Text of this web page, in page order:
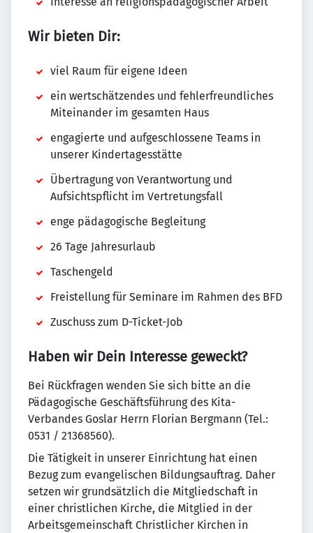
Wir bieten Dir:
viel Raum für eigene Ideen
ein wertschätzendes und fehlerfreundliches
Miteinander im gesamten Haus
engagierte und aufgeschlossene Teams in
unserer Kindertagesstätte
Übertragung von Verantwortung und
Aufsichtspflicht im Vertretungsfall
enge pädagogische Begleitung
26 Tage Jahresurlaub
Taschengeld
Freistellung für Seminare im Rahmen des BFD
Zuschuss zum D-Ticket-Job
Haben wir Dein Interesse geweckt?
Bei Rückfragen wenden Sie sich bitte an die
Pädagogische Geschäftsführung des Kita-
Verbandes Goslar Herrn Florian Bergmann (Tel.:
0531 / 21368560).
Die Tätigkeit in unserer Einrichtung hat einen
Bezug zum evangelischen Bildungsauftrag. Daher
setzen wir grundsätzlich die Mitgliedschaft in
einer christlichen Kirche, die Mitglied in der
Arbeitsgemeinschaft Christlicher Kirchen in